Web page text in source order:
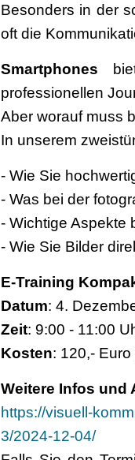
Besonders in der
oft die
Smartphones
professionellen
Aber worauf muss
In unserem
- Wie Sie
- Was bei der
- Wichtige Aspekte
- Wie Sie Bilder
E-Training
Datum: 4.
Zeit: 9:00 - 11:00
Kosten: 120,-
Weitere Infos und
https://visuell-
3/2024-12-04/